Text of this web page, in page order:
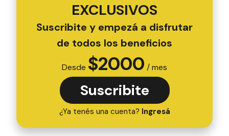
EXCLUSIVOS
Suscribite y empezá a disfrutar
de todos los beneficios
Desde $2000 / mes
Suscribite
¿Ya tenés una cuenta? Ingresá